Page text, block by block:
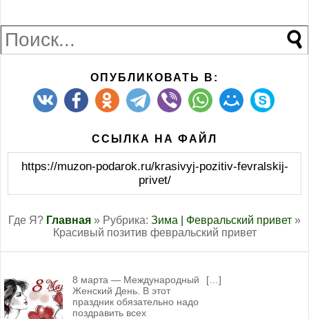
ОПУБЛИКОВАТЬ В:
ССЫЛКА НА ФАЙЛ
https://muzon-podarok.ru/krasivyj-pozitiv-fevralskij-
privet/
Где Я? Главная » Рубрика: Зима | Февральский привет »
Красивый позитив февральский привет
8 марта — Международный
Женский День. В этот
праздник обязательно надо
поздравить всех
[…]